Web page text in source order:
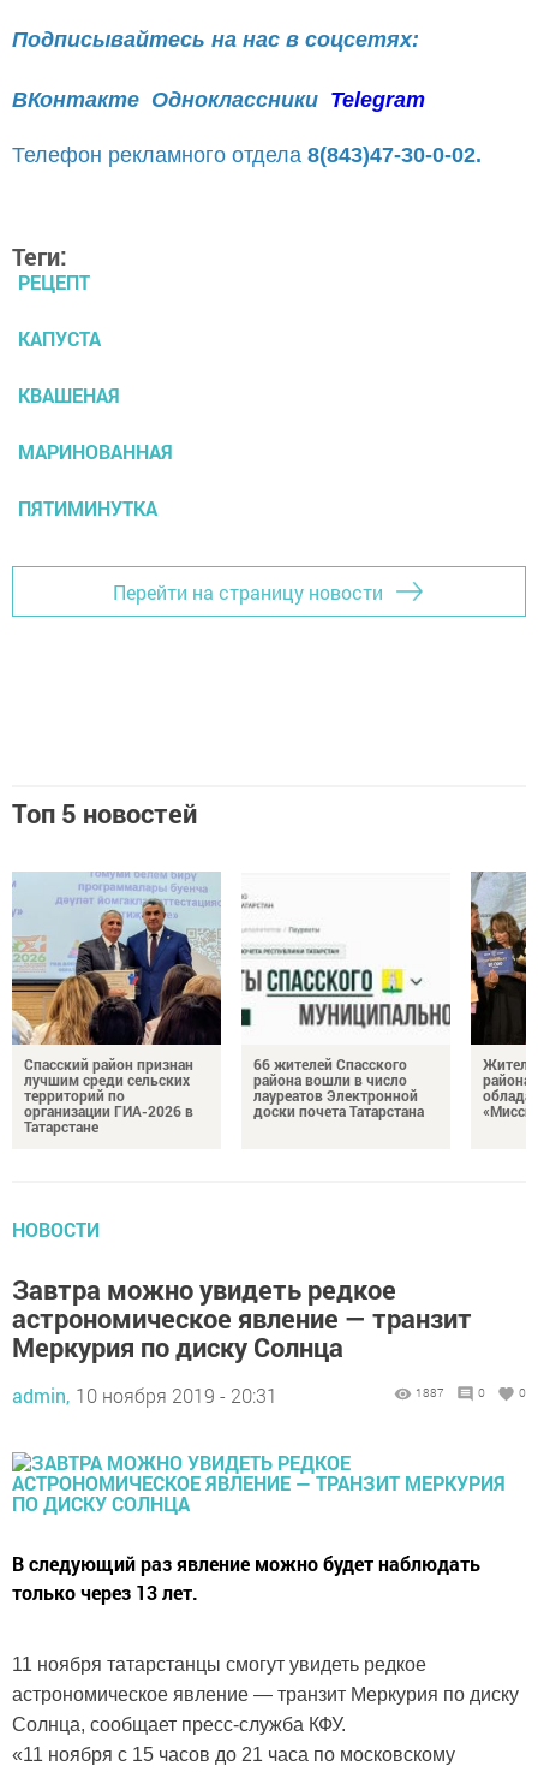
Подписывайтесь на нас в соцсетях:
ВКонтакте Одноклассники Telegram
Телефон рекламного отдела 8(843)47-30-0-02.
Теги:
РЕЦЕПТ
КАПУСТА
КВАШЕНАЯ
МАРИНОВАННАЯ
ПЯТИМИНУТКА
Перейти на страницу новости
Топ 5 новостей
Спасский район признан
лучшим среди сельских
территорий по
организации ГИА-2026 в
Татарстане
66 жителей Спасского
района вошли в число
лауреатов Электронной
доски почета Татарстана
района
НОВОСТИ
Завтра можно увидеть редкое
астрономическое явление — транзит
Меркурия по диску Солнца
admin, 10 ноября 2019 - 20:31 1887 0 0
В следующий раз явление можно будет наблюдать
только через 13 лет.
11 ноября татарстанцы смогут увидеть редкое
астрономическое явление — транзит Меркурия по диску
Солнца, сообщает пресс-служба КФУ.
«11 ноября с 15 часов до 21 часа по московскому